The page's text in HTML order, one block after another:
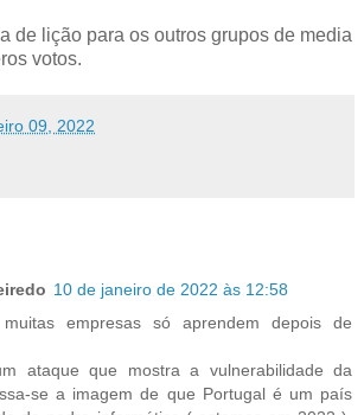
de lição para os outros grupos de media
votos.
09, 2022
10 de janeiro de 2022 às 12:58
muitas empresas só aprendem depois de
ataque que mostra a vulnerabilidade da
se a imagem de que Portugal é um país